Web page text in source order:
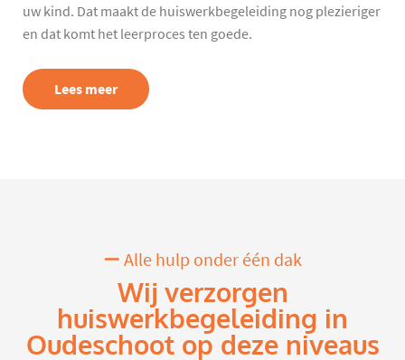
uw kind. Dat maakt de huiswerkbegeleiding nog plezieriger
en dat komt het leerproces ten goede.
Lees meer
Alle hulp onder één dak
Wij verzorgen
huiswerkbegeleiding in
Oudeschoot op deze niveaus